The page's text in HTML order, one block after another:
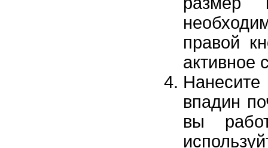
правой
активное
Нанесите
впадин
вы